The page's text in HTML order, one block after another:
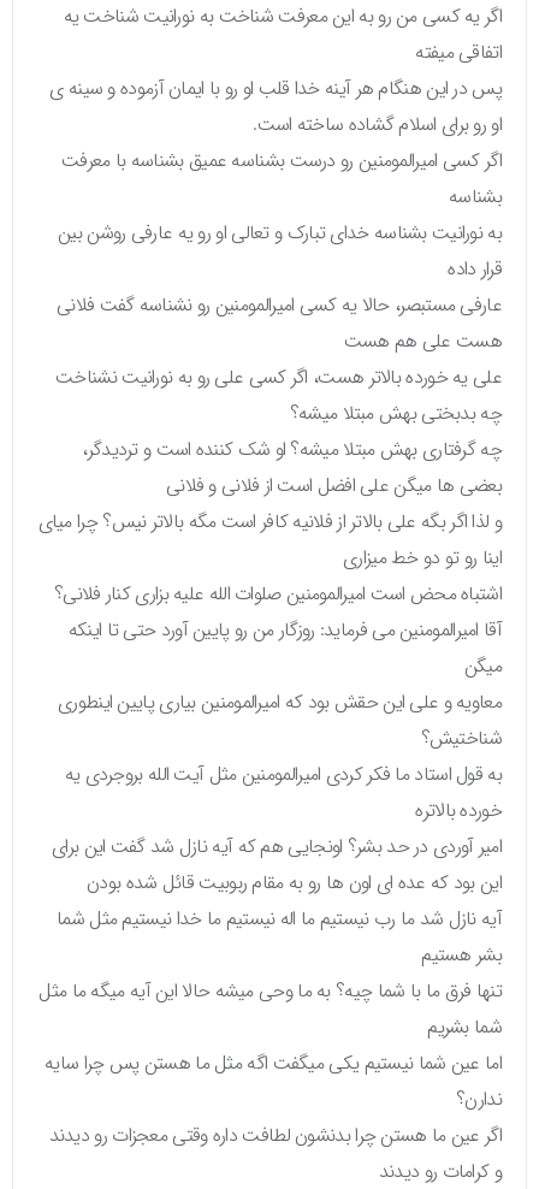
اگر یه کسی من رو به این معرفت شناخت به نورانیت شناخت یه
اتفاقی میفته
پس در این هنگام هر آینه خدا قلب او رو با ایمان آزموده و سینه ی
او رو برای اسلام گشاده ساخته است.
اگر کسی امیرالمومنین رو درست بشناسه عمیق بشناسه با معرفت
بشناسه
به نورانیت بشناسه خدای تبارک و تعالی او رو یه عارفی روشن بین
قرار داده
عارفی مستبصر، حالا یه کسی امیرالمومنین رو نشناسه گفت فلانی
هست علی هم هست
علی یه خورده بالاتر هست، اگر کسی علی رو به نورانیت نشناخت
چه بدبختی بهش مبتلا میشه؟
چه گرفتاری بهش مبتلا میشه؟ او شک کننده است و تردیدگر،
بعضی ها میگن علی افضل است از فلانی و فلانی
و لذا اگر بگه علی بالاتر از فلانیه کافر است مگه بالاتر نیس؟ چرا میای
اینا رو تو دو خط میزاری
اشتباه محض است امیرالمومنین صلوات الله علیه بزاری کنار فلانی؟
آقا امیرالمومنین می فرماید: روزگار من رو پایین آورد حتی تا اینکه
میگن
معاویه و علی این حقش بود که امیرالمومنین بیاری پایین اینطوری
شناختیش؟
به قول استاد ما فکر کردی امیرالمومنین مثل آیت الله بروجردی یه
خورده بالاتره
امیر آوردی در حد بشر؟ اونجایی هم که آیه نازل شد گفت این برای
این بود که عده ای اون ها رو به مقام ربوبیت قائل شده بودن
آیه نازل شد ما رب نیستیم ما اله نیستیم ما خدا نیستیم مثل شما
بشر هستیم
تنها فرق ما با شما چیه؟ به ما وحی میشه حالا این آیه میگه ما مثل
شما بشریم
اما عین شما نیستیم یکی میگفت اگه مثل ما هستن پس چرا سایه
ندارن؟
اگر عین ما هستن چرا بدنشون لطافت داره وقتی معجزات رو دیدند
و کرامات رو دیدند